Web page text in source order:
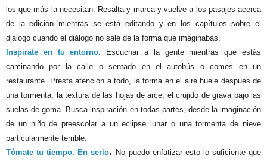
los que más la necesitan. Resalta y marca y vuelve a los pasajes acerca
de la edición mientras se está editando y en los capítulos sobre el
diálogo cuando el diálogo no sale de la forma que imaginabas.
Inspirate en tu entorno.
Escuchar a la gente mientras que estás
caminando por la calle o sentado en el autobús o comes en un
restaurante. Presta atención a todo, la forma en el aire huele después de
una tormenta, la textura de las hojas de arce, el crujido de grava bajo las
suelas de goma. Busca inspiración en todas partes, desde la imaginación
de un niño de preescolar a un eclipse lunar o una tormenta de nieve
particularmente terrible.
Tómate tu tiempo. En serio. No puedo enfatizar esto lo suficiente que